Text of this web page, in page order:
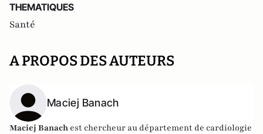
THEMATIQUES
Santé
A PROPOS DES AUTEURS
Maciej Banach
Maciej Banach est chercheur au département de cardiologie